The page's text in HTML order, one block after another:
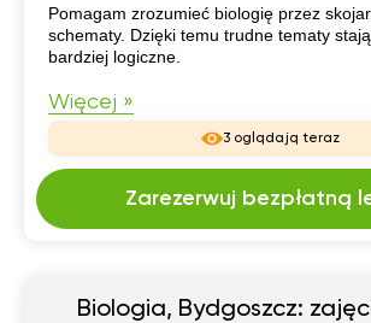
CV
Pomagam zrozumieć biologię przez
schematy. Dzięki temu trudne tematy
bardziej logiczne.
Więcej »
3 oglądają teraz
Zarezerwuj bezpłatną
Biologia, Bydgoszcz: